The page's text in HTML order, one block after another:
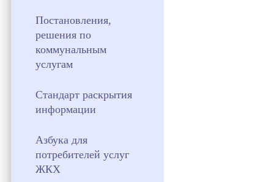
Постановления,
решения по
коммунальным
услугам
Стандарт раскрытия
информации
Азбука для
потребителей услуг
ЖКХ